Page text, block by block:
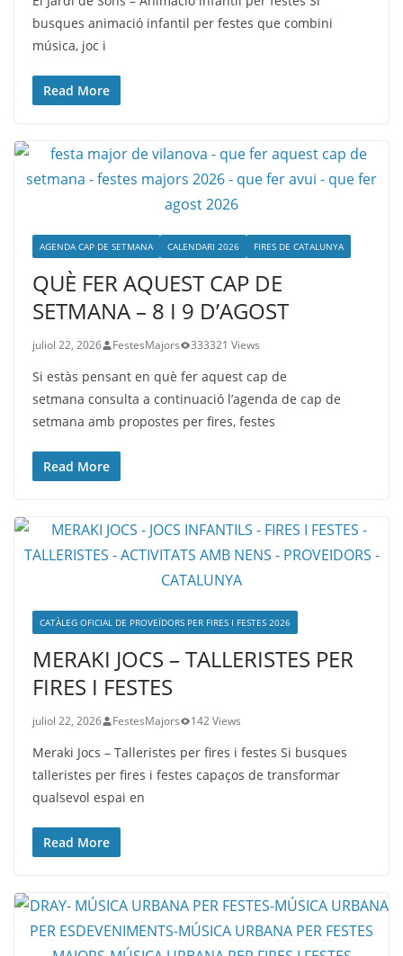
busques animació infantil per festes que combini
música, joc i
Read More
AGENDA CAP DE SETMANA CALENDARI 2026 FIRES DE CATALUNYA
QUÈ FER AQUEST CAP DE
SETMANA – 8 I 9 D’AGOST
juliol 22, 2026 FestesMajors 333321 Views
Si estàs pensant en què fer aquest cap de
setmana consulta a continuació l’agenda de cap de
setmana amb propostes per fires, festes
Read More
CATÀLEG OFICIAL DE PROVEÏDORS PER FIRES I FESTES 2026
MERAKI JOCS – TALLERISTES PER
FIRES I FESTES
juliol 22, 2026 FestesMajors 142 Views
Meraki Jocs – Talleristes per fires i festes Si busques
talleristes per fires i festes capaços de transformar
qualsevol espai en
Read More